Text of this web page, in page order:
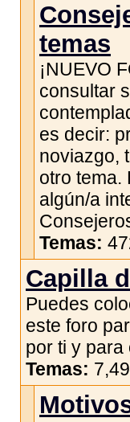
temas
¡NUEVO
consultar
es decir:
noviazgo,
otro tema.
algún/a
Temas:
Capilla
Puedes
este foro
por ti y para
Temas: